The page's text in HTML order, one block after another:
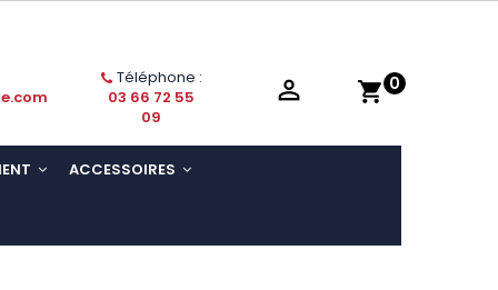
shopping_cart 0
Téléphone :
03 66 72 55
09

ACCESSOIRES